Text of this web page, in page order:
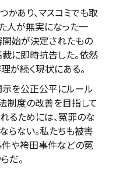
かあり、マスコミでも取
人が無実になった一
開始が決定されたもの
に即時抗告した。依然
が続く現状にある。
を公正公平にルール
制度の改善を目指して
るためには、冤罪のな
ない。私たちも被害
件や袴田事件などの冤
だ。